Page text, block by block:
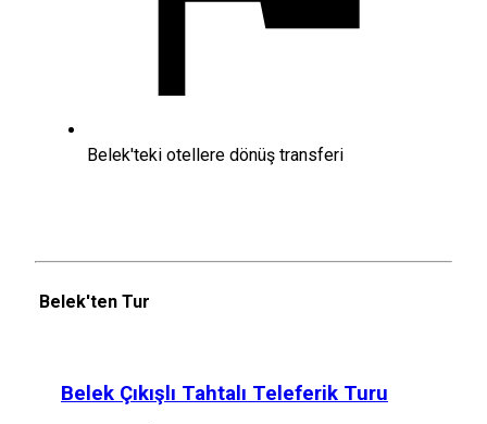
Belek'teki otellere dönüş transferi
Belek'ten Tur
Belek Çıkışlı Tahtalı Teleferik Turu